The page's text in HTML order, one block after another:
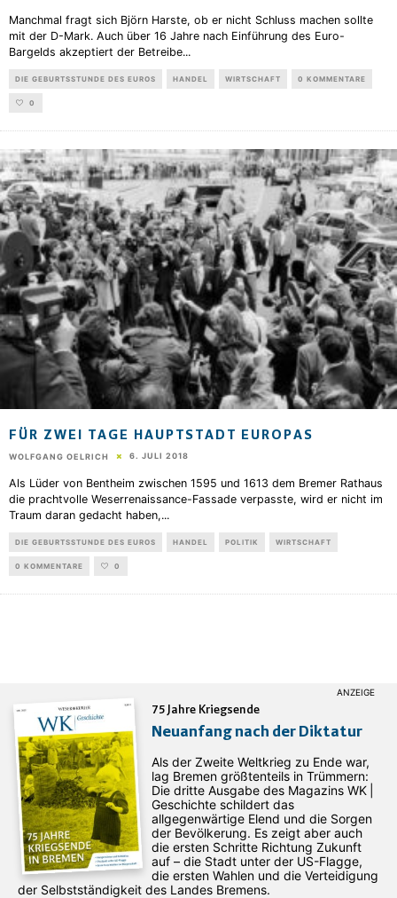
Manchmal fragt sich Björn Harste, ob er nicht Schluss machen sollte
mit der D-Mark. Auch über 16 Jahre nach Einführung des Euro-
Bargelds akzeptiert der Betreibe...
DIE GEBURTSSTUNDE DES EUROS HANDEL WIRTSCHAFT 0 KOMMENTARE
0
FÜR ZWEI TAGE HAUPTSTADT EUROPAS
WOLFGANG OELRICH 6. JULI 2018
Als Lüder von Bentheim zwischen 1595 und 1613 dem Bremer Rathaus
die prachtvolle Weserrenaissance-Fassade verpasste, wird er nicht im
Traum daran gedacht haben,...
DIE GEBURTSSTUNDE DES EUROS HANDEL POLITIK WIRTSCHAFT
0 KOMMENTARE 0
75 Jahre Kriegsende
Neuanfang nach der Diktatur
Als der Zweite Weltkrieg zu Ende war,
lag Bremen größtenteils in Trümmern:
Die dritte Ausgabe des ­Magazins WK |
Geschichte schildert das
allgegenwärtige Elend und die Sorgen
der Bevölkerung. Es zeigt aber auch
die ersten Schritte Richtung Zukunft
auf – die Stadt unter der US-Flagge,
die ersten Wahlen und die Verteidigung
der Selbstständigkeit des Landes Bremens.